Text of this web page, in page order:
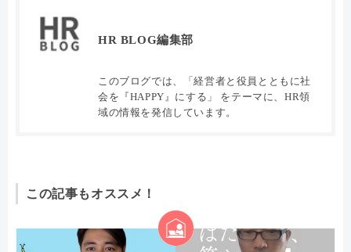
HR BLOG編集部
このブログでは、「経営者と役員とともに社
会を『HAPPY』にする」 をテーマに、HR領
域の情報を発信しています。
この記事もオススメ！